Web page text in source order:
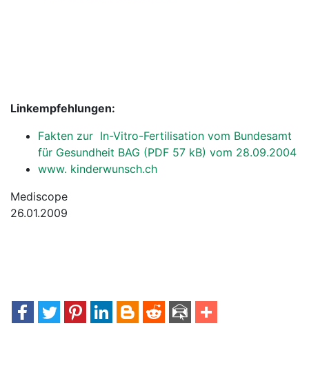
Linkempfehlungen:
Fakten zur In-Vitro-Fertilisation vom Bundesamt
für Gesundheit BAG (PDF 57 kB) vom 28.09.2004
www. kinderwunsch.ch
Mediscope
26.01.2009